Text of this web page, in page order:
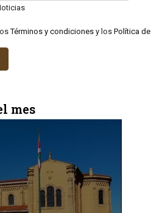
Términos y condicionesy los Política de
mes